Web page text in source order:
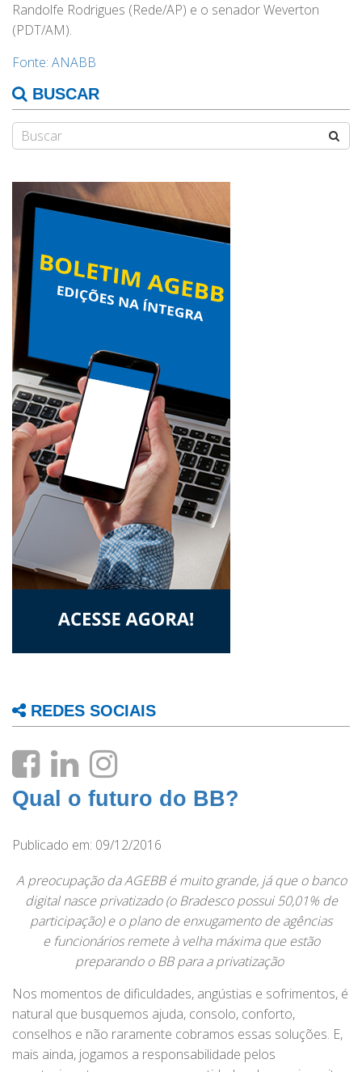
Randolfe Rodrigues (Rede/AP) e o senador Weverton
(PDT/AM).
Fonte: ANABB
BUSCAR
REDES SOCIAIS
Qual o futuro do BB?
Publicado em: 09/12/2016
A preocupação da AGEBB é muito grande, já que o banco
digital nasce privatizado(o Bradesco possui 50,01% de
participação) e o plano de enxugamento de agências
e funcionários remete à velha máxima que estão
preparando o BB para a privatização
Nos momentos de dificuldades, angústias e sofrimentos, é
natural que busquemos ajuda, consolo, conforto,
conselhos e não raramente cobramos essas soluções. E,
mais ainda, jogamos a responsabilidade pelos